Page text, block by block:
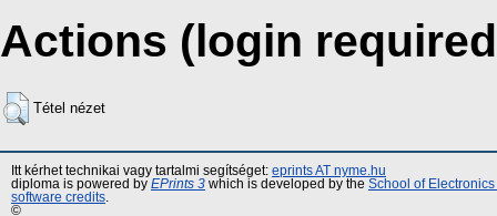
Actions (login
Tétel nézet
Itt kérhet technikai vagy tartalmi segítséget: eprints AT nyme.hu
diploma is powered by EPrints 3 which is developed by the School of
software credits
©